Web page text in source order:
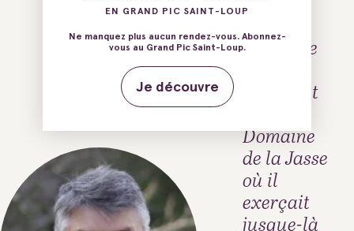
Bruno Le
reprenait
Domaine
de la Jasse
où il
exerçait
jusque-là
EN GRAND PIC SAINT-LOUP
Ne manquez plus aucun rendez-vous. Abonnez-
vous au Grand Pic Saint-Loup.
Je découvre